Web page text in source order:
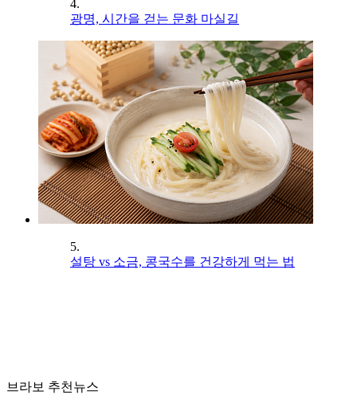
4.
광명, 시간을 걷는 문화 마실길
5.
설탕 vs 소금, 콩국수를 건강하게 먹는 법
브라보 추천뉴스